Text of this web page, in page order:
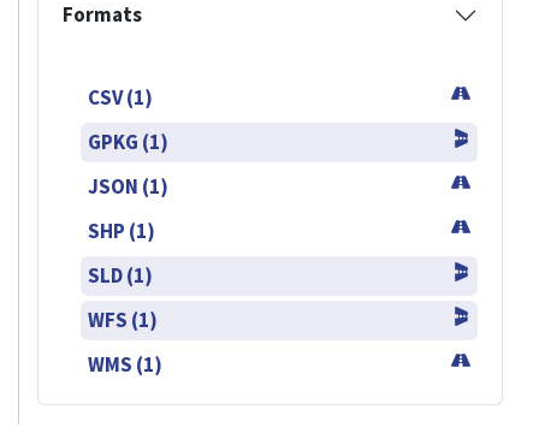
Formats
CSV (1)
GPKG (1)
JSON (1)
SHP (1)
SLD (1)
WFS (1)
WMS (1)